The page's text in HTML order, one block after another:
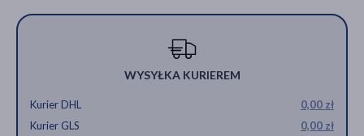
WYSYŁKA KURIEREM
Kurier DHL
0,00 zł
Kurier GLS
0,00 zł